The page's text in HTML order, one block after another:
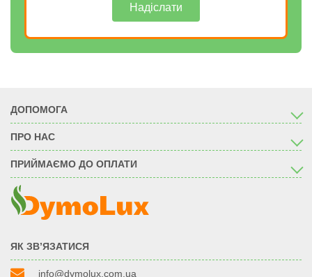
Надіслати
ДОПОМОГА
ПРО НАС
ПРИЙМАЄМО ДО ОПЛАТИ
ЯК ЗВ’ЯЗАТИСЯ
info@dymolux.com.ua